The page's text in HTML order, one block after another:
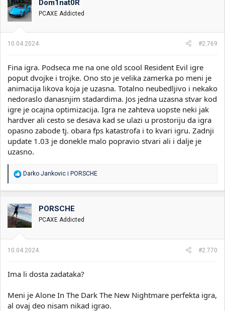
Dom1nat0R
PCAXE Addicted
10.04.2024. #2.769
Fina igra. Podseca me na one old scool Resident Evil igre
poput dvojke i trojke. Ono sto je velika zamerka po meni je
animacija likova koja je uzasna. Totalno neubedljivo i nekako
nedoraslo danasnjim stadardima. Jos jedna uzasna stvar kod
igre je ocajna optimizacija. Igra ne zahteva uopste neki jak
hardver ali cesto se desava kad se ulazi u prostoriju da igra
opasno zabode tj. obara fps katastrofa i to kvari igru. Zadnji
update 1.03 je donekle malo popravio stvari ali i dalje je
uzasno.
R
a
o
v
a
n
:
Darko Jankovic i PORSCHE
PORSCHE
PCAXE Addicted
10.04.2024. #2.770
Ima li dosta zadataka?
Meni je Alone In The Dark The New Nightmare perfekta igra,
al ovaj deo nisam nikad igrao.